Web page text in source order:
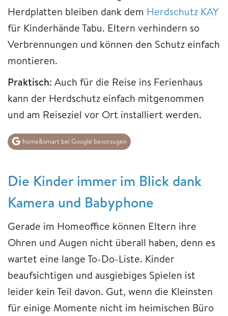
Herdplatten bleiben dank dem Herdschutz KAY
für Kinderhände Tabu. Eltern verhindern so
Verbrennungen und können den Schutz einfach
montieren.
Praktisch: Auch für die Reise ins Ferienhaus
kann der Herdschutz einfach mitgenommen
und am Reiseziel vor Ort installiert werden.
home&smart bei Google bevorzugen
Die Kinder immer im Blick dank
Kamera und Babyphone
Gerade im Homeoffice können Eltern ihre
Ohren und Augen nicht überall haben, denn es
wartet eine lange To-Do-Liste. Kinder
beaufsichtigen und ausgiebiges Spielen ist
leider kein Teil davon. Gut, wenn die Kleinsten
für einige Momente nicht im heimischen Büro